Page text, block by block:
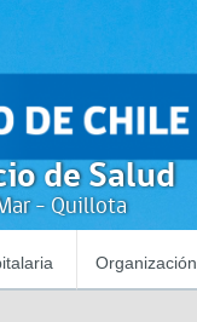
de Salud
- Quillota
Organización